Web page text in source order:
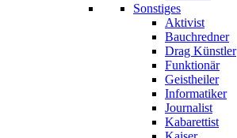
Sonstiges
Aktivist
Bauchredner
Drag Künstler
Funktionär
Geistheiler
Informatiker
Journalist
Kabarettist